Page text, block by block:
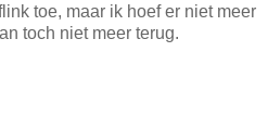
toe, maar ik hoef er niet meer
toch niet meer terug.